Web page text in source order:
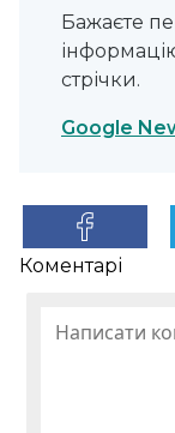
Бажаєте
стрічки.
Google
Коментарі